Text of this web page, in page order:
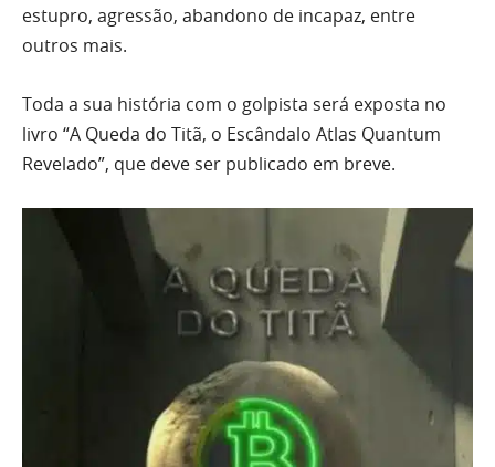
estupro, agressão, abandono de incapaz, entre
outros mais.
Toda a sua história com o golpista será exposta no
livro “A Queda do Titã, o Escândalo Atlas Quantum
Revelado”, que deve ser publicado em breve.